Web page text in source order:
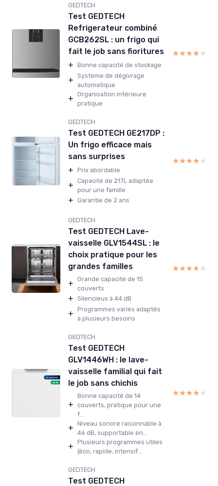
GEDTECH
Test GEDTECH
Refrigerateur combiné
GCB262SL : un frigo qui
fait le job sans fioritures
+ Bonne capacité de stockage
+ Système de dégivrage
automatique
+ Organisation intérieure
pratique
★★★★★
★★★★★
GEDTECH
Test GEDTECH GE217DP :
Un frigo efficace mais
sans surprises
+ Prix abordable
+ Capacité de 217L adaptée
pour une famille
+ Garantie de 2 ans
★★★★★
★★★★★
GEDTECH
Test GEDTECH Lave-
vaisselle GLV1544SL : le
choix pratique pour les
grandes familles
+ Grande capacité de 15
couverts
+ Silencieux à 44 dB
+ Programmes variés adaptés
à plusieurs besoins
★★★★★
★★★★★
GEDTECH
Test GEDTECH
GLV1446WH : le lave-
vaisselle familial qui fait
le job sans chichis
+
Bonne capacité de 14
couverts, pratique pour une
f...
+ Niveau sonore raisonnable à
46 dB, supportable en...
+ Plusieurs programmes utiles
(éco, rapide, intensif...
★★★★★
★★★★★
GEDTECH
Test GEDTECH